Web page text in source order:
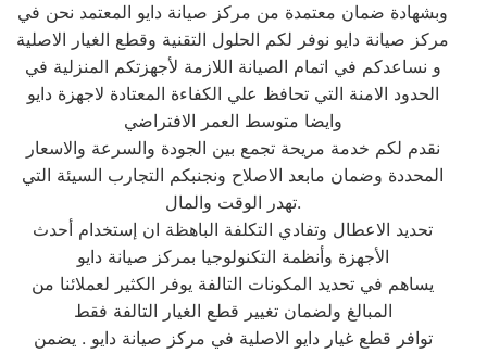
وبشهادة ضمان معتمدة من مركز صيانة دايو المعتمد نحن في
مركز صيانة دايو نوفر لكم الحلول التقنية وقطع الغيار الاصلية
و نساعدكم في اتمام الصيانة اللازمة لأجهزتكم المنزلية في
الحدود الامنة التي تحافظ علي الكفاءة المعتادة لاجهزة دايو
وايضا متوسط العمر الافتراضي
نقدم لكم خدمة مريحة تجمع بين الجودة والسرعة والاسعار
المحددة وضمان مابعد الاصلاح ونجنبكم التجارب السيئة التي
تهدر الوقت والمال.
تحديد الاعطال وتفادي التكلفة الباهظة ان إستخدام أحدث
الأجهزة وأنظمة التكنولوجيا بمركز صيانة دايو
يساهم في تحديد المكونات التالفة يوفر الكثير لعملائنا من
المبالغ ولضمان تغيير قطع الغيار التالفة فقط
توافر قطع غيار دايو الاصلية في مركز صيانة دايو . يضمن